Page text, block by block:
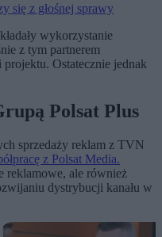
się z głośnej sprawy
wykorzystanie
z tym partnerem
Ostatecznie jednak
Polsat Plus
sprzedaży reklam z TVN
z Polsat Media.
reklamowe, ale również
dystrybucji kanału w